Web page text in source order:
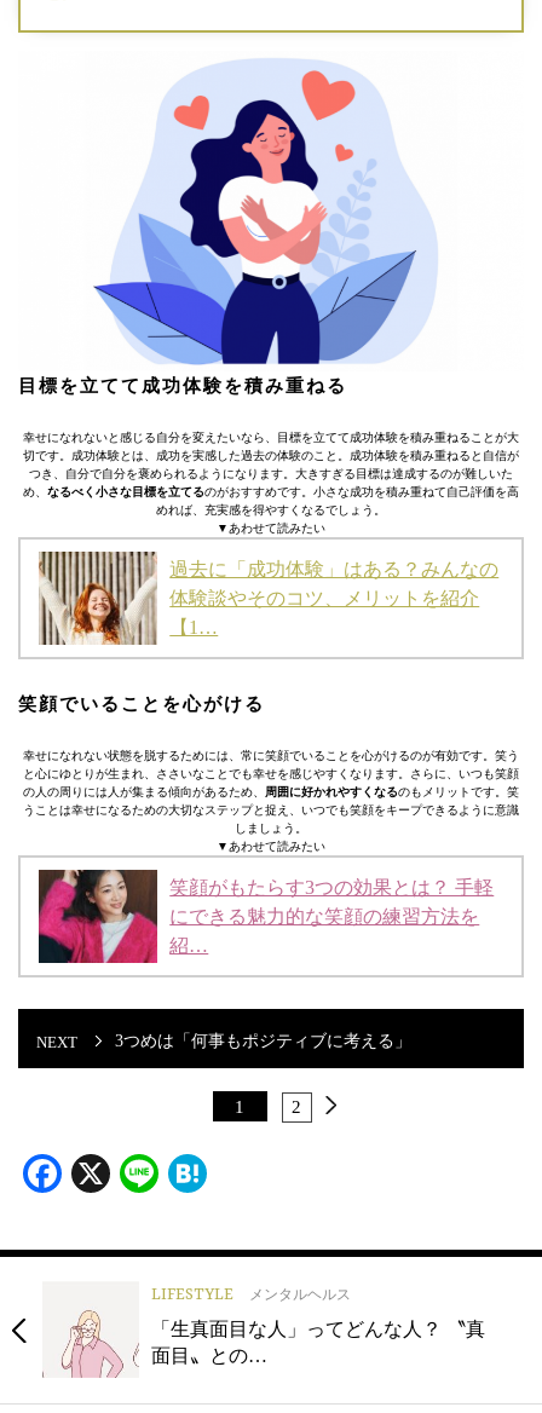
目標を立てて成功体験を積み重ねる
幸せになれないと感じる自分を変えたいなら、目標を立てて成功体験を積み重ねることが大
切です。成功体験とは、成功を実感した過去の体験のこと。成功体験を積み重ねると自信が
つき、自分で自分を褒められるようになります。大きすぎる目標は達成するのが難しいた
め、 なるべく小さな目標を立てるのがおすすめです。小さな成功を積み重ねて自己評価を高
めれば、充実感を得やすくなるでしょう。
▼あわせて読みたい
過去に「成功体験」はある？みんなの
体験談やそのコツ、メリットを紹介
【1…
笑顔でいることを心がける
幸せになれない状態を脱するためには、常に笑顔でいることを心がけるのが有効です。笑う
と心にゆとりが生まれ、ささいなことでも幸せを感じやすくなります。さらに、いつも笑顔
の人の周りには人が集まる傾向があるため、
周囲に好かれやすくなるのもメリットです。笑
うことは幸せになるための大切なステップと捉え、いつでも笑顔をキープできるように意識
しましょう。
▼あわせて読みたい
笑顔がもたらす3つの効果とは？ 手軽
にできる魅力的な笑顔の練習方法を
紹…
3つめは「何事もポジティブに考える」
1 2
Facebook
X Line
LIFESTYLE メンタルヘルス
「生真面目な人」ってどんな人？ 〝真
面目〟との…